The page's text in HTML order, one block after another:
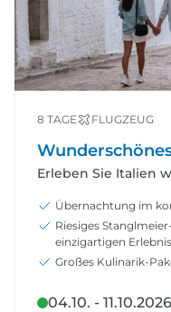
8 TAGE FLUGZEUG
Erleben Sie Italien
Übernachtung im
Riesiges
einzigartigen
Großes Kulinarik-
04.10. -